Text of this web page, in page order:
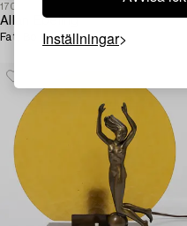
Inställningar
1707768
Allan Ebeling
Fat, Bo fajans, 1921-28.